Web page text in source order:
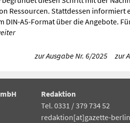
Ressourcen. Stattdessen informiert
DIN-A5-Format über die Angebote.
zur Ausgabe Nr. 6/2025 zur
Redaktion
Tel. 0331 / 379 734 52
redaktion[at]gazette-